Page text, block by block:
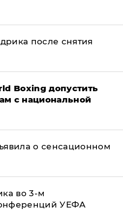
после снятия
Boxing допустить
с национальной
о сенсационном
во 3-м
УЕФА